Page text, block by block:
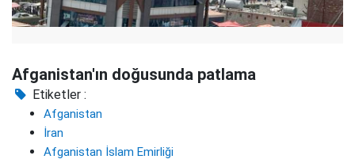
Afganistan'ın doğusunda patlama
Etiketler :
Afganistan
İran
Afganistan İslam Emirliği